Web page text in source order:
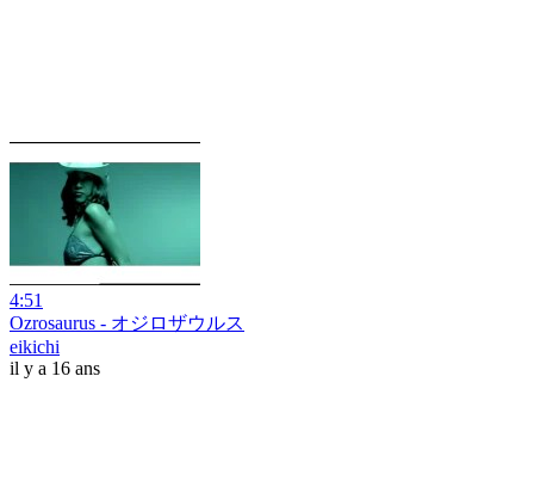
4:51
Ozrosaurus - オジロザウルス
eikichi
il y a 16 ans